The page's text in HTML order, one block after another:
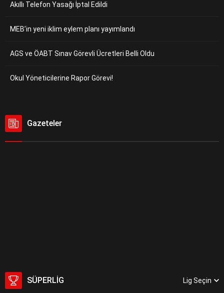
Akıllı Telefon Yasağı İptal Edildi
MEB’in yeni iklim eylem planı yayımlandı
AGS ve ÖABT Sınav Görevli Ücretleri Belli Oldu
Okul Yöneticilerine Rapor Görevi!
Gazeteler
SÜPERLIG Lig Seçin